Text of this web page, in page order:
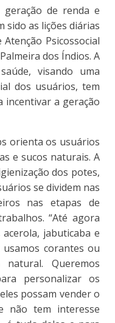
geração de renda e
sido as lições diárias
Psicossocial
dos Índios. A
visando uma
dos usuários, tem
incentivar a geração
orienta os usuários
e sucos naturais. A
dos potes,
se dividem nas
nas etapas de
“Até agora
jabuticaba e
corantes ou
Queremos
personalizar os
possam vender o
não tem interesse